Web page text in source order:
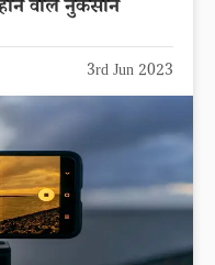
वाले नुकसान
3rd Jun 2023